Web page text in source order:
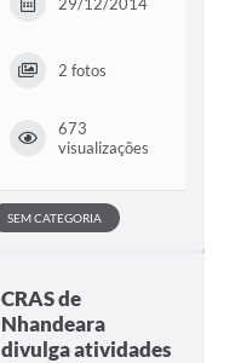
2 fotos
673
visualizações
SEM CATEGORIA
CRAS de
Nhandeara
divulga atividades